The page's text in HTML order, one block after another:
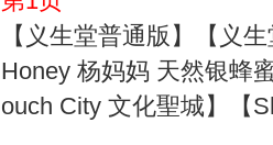
【义生堂普通版】【义
Honey 杨妈妈 天然银蜂
ouch City 文化聖城】【